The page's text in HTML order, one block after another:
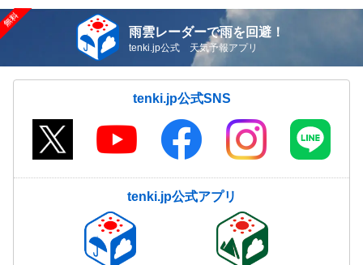
雨雲レーダーで雨を回避！
tenki.jp公式 天気予報アプリ
tenki.jp公式SNS
tenki.jp公式アプリ